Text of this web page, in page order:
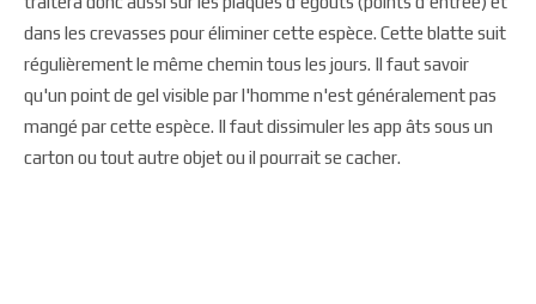
dans les crevasses pour éliminer cette espèce. Cette blatte suit
régulièrement le même chemin tous les jours. Il faut savoir
qu'un point de gel visible par l'homme n'est généralement pas
mangé par cette espèce. Il faut dissimuler les app âts sous un
carton ou tout autre objet ou il pourrait se cacher.